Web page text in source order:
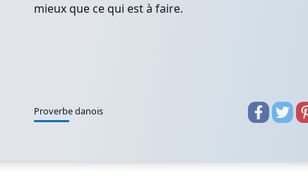
mieux que ce qui est à faire.
Proverbe danois